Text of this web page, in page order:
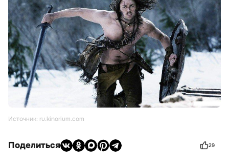
Источник: ru.kinorium.com
Поделиться 29